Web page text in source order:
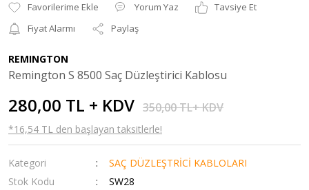
Yorum Yaz
Tavsiye Et
Fiyat Alarmı
Paylaş
REMINGTON
Remington S 8500 Saç Düzleştirici Kablosu
280,00 TL + KDV 350,00 TL+ KDV
*16,54 TL den başlayan taksitlerle!
Kategori
SAÇ DÜZLEŞTRİCİ KABLOLARI
Stok Kodu
SW28